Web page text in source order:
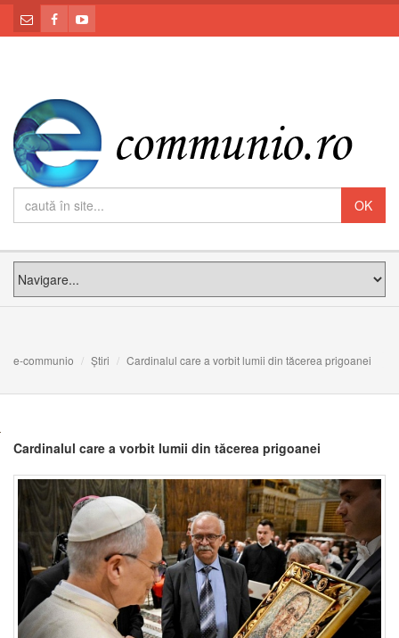
e-communio Știri Cardinalul care a vorbit lumii din tăcerea prigoanei
Cardinalul care a vorbit lumii din tăcerea prigoanei